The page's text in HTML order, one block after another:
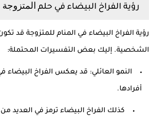
رؤية الفراخ البيضاء في حلم المتزوجة
رؤية الفراخ البيضاء في المنام للمتزوجة قد
الشخصية. إليك بعض التفسيرات المحتملة:
النمو العائلي: قد يعكس الفراخ البيضاء
أفرادها.
كذلك الفراخ البيضاء ترمز في العديد من